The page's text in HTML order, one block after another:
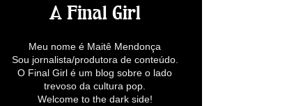
A Final Girl
Meu nome é Maitê Mendonça
Sou jornalista/produtora de conteúdo.
O Final Girl é um blog sobre o lado
trevoso da cultura pop.
Welcome to the dark side!